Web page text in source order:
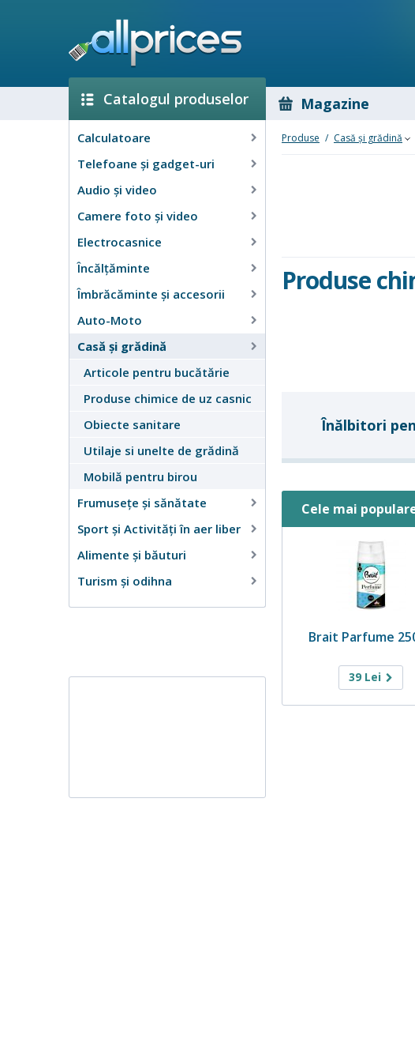
Catalogul produselor Magazine
Calculatoare
Telefoane și gadget-uri
Audio şi video
Camere foto şi video
Electrocasnice
Încălţăminte
Îmbrăcăminte şi accesorii
Auto-Moto
Casă şi grădină
Articole pentru bucătărie
Produse chimice de uz casnic
Obiecte sanitare
Utilaje si unelte de grădină
Mobilă pentru birou
Frumusețe și sănătate
Sport și Activități în aer liber
Alimente și băuturi
Turism și odihna
Produse / Casă şi grădină
Produse
Înălbitori
Cele mai
Brait Parfume
39 Lei